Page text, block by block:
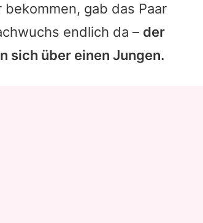
gab das Paar
endlich da – der
sich über einen Jungen.